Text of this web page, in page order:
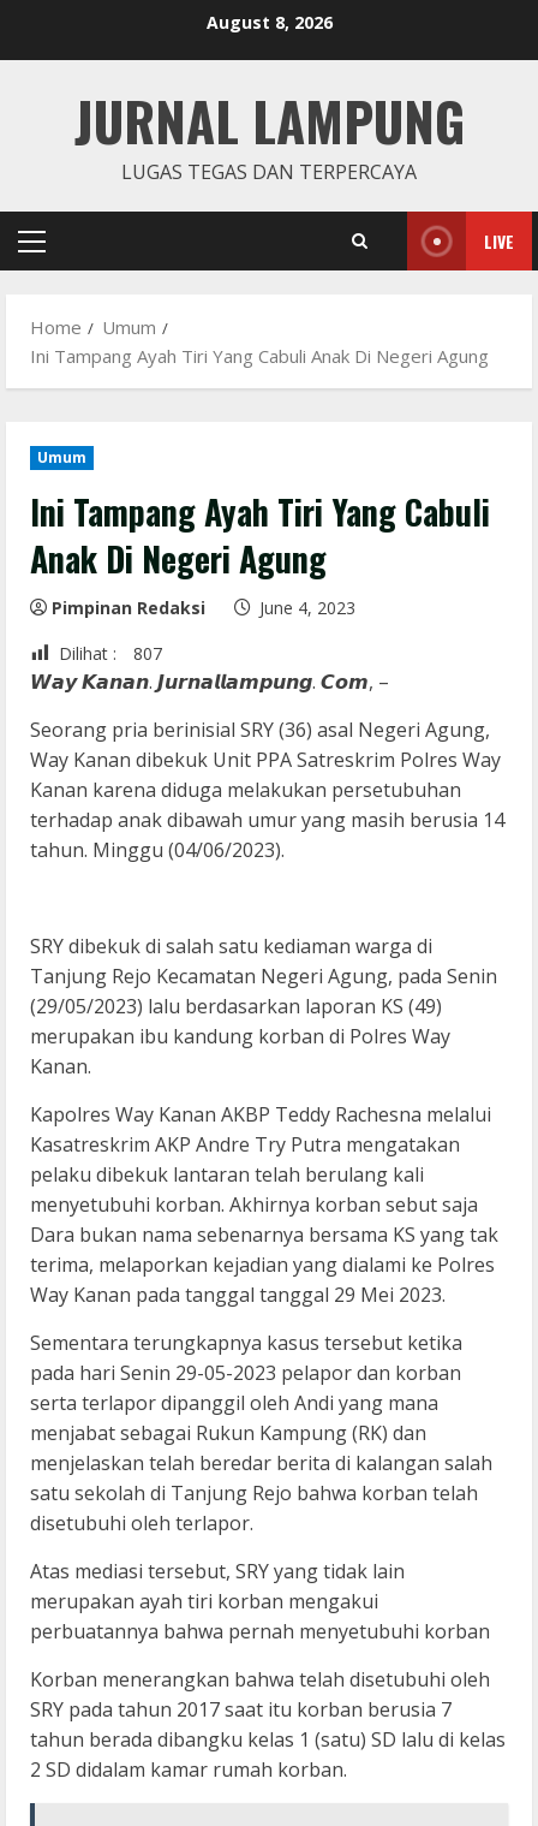
August 8, 2026
JURNAL LAMPUNG
LUGAS TEGAS DAN TERPERCAYA
Primary
LIVE
Home
Umum
Ini Tampang Ayah Tiri Yang Cabuli Anak Di Negeri Agung
Umum
Ini Tampang Ayah Tiri Yang Cabuli
Anak Di Negeri Agung
Pimpinan Redaksi
June 4, 2023
Dilihat :
807
𝙒𝙖𝙮 𝙆𝙖𝙣𝙖𝙣. 𝙅𝙪𝙧𝙣𝙖𝙡𝙡𝙖𝙢𝙥𝙪𝙣𝙜. 𝘾𝙤𝙢, –
Seorang pria berinisial SRY (36) asal Negeri Agung,
Way Kanan dibekuk Unit PPA Satreskrim Polres Way
Kanan karena diduga melakukan persetubuhan
terhadap anak dibawah umur yang masih berusia 14
tahun. Minggu (04/06/2023).
SRY dibekuk di salah satu kediaman warga di
Tanjung Rejo Kecamatan Negeri Agung, pada Senin
(29/05/2023) lalu berdasarkan laporan KS (49)
merupakan ibu kandung korban di Polres Way
Kanan.
Kapolres Way Kanan AKBP Teddy Rachesna melalui
Kasatreskrim AKP Andre Try Putra mengatakan
pelaku dibekuk lantaran telah berulang kali
menyetubuhi korban. Akhirnya korban sebut saja
Dara bukan nama sebenarnya bersama KS yang tak
terima, melaporkan kejadian yang dialami ke Polres
Way Kanan pada tanggal tanggal 29 Mei 2023.
Sementara terungkapnya kasus tersebut ketika
pada hari Senin 29-05-2023 pelapor dan korban
serta terlapor dipanggil oleh Andi yang mana
menjabat sebagai Rukun Kampung (RK) dan
menjelaskan telah beredar berita di kalangan salah
satu sekolah di Tanjung Rejo bahwa korban telah
disetubuhi oleh terlapor.
Atas mediasi tersebut, SRY yang tidak lain
merupakan ayah tiri korban mengakui
perbuatannya bahwa pernah menyetubuhi korban
Korban menerangkan bahwa telah disetubuhi oleh
SRY pada tahun 2017 saat itu korban berusia 7
tahun berada dibangku kelas 1 (satu) SD lalu di kelas
2 SD didalam kamar rumah korban.